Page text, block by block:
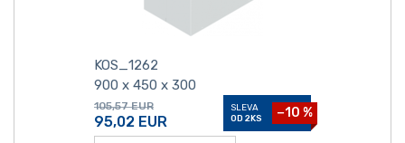
KOS_1262
900 x 450 x 300
105,57 EUR
95,02 EUR
SLEVA
OD 2KS
−10 %